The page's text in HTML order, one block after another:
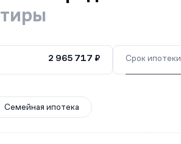
2 965 717 ₽ Срок ипотеки
Семейная ипотека